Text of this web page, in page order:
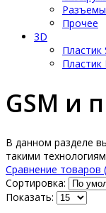
Разъемы
Прочее
3D
Пластик
GSM и
В данном разделе
такими
Сравнение товаров
Сортировка:
Показать: